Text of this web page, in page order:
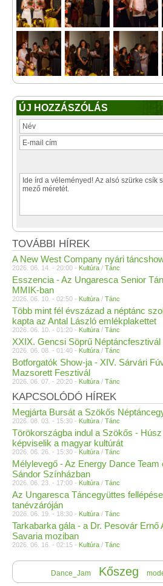
ÚJ HOZZÁSZÓLÁS
TOVÁBBI HÍREK
A New West Company nyári
2026. 06. 14. - 20:00 - Kultúra / Tánc
Esszencia - Az Ungaresca Senior
MMIK-ban
2026. 06. 10. - 02:50 - Kultúra / Tánc
Több mint fél évszázad a néptánc
kapta az Antal László emlékplakettet
2026. 06. 10. - 01:20 - Kultúra / Tánc
XXIX. Gencsi Söprű Néptáncfesztivál
2026. 06. 08. - 01:40 - Kultúra / Tánc
Botforgatók Show-ja - XIV. Sárvári
Mazsorett Fesztivál
2026. 06. 07. - 20:20 - Kultúra / Tánc
KAPCSOLÓDÓ HÍREK
Megjárta Bursát a Szökős
2026. 08. 03. - 15:30 - Kultúra / Tánc
Törökországba indul a Szökős -
képviselik a magyar kultúrát
2026. 06. 26. - 15:30 - Kultúra / Tánc
Mélylevegő - Az Energy Dance Team
Sándor Színházban
2026. 06. 23. - 17:00 - Kultúra / Tánc
Az Ungaresca Táncegyüttes
tanévzáróján
2026. 06. 19. - 18:30 - Kultúra / Tánc
Tarkabarka gála - a Dr. Pesovár
Savaria moziban
2026. 06. 16. - 02:15 - Kultúra / Tánc
Dance_Jam Kőszeg